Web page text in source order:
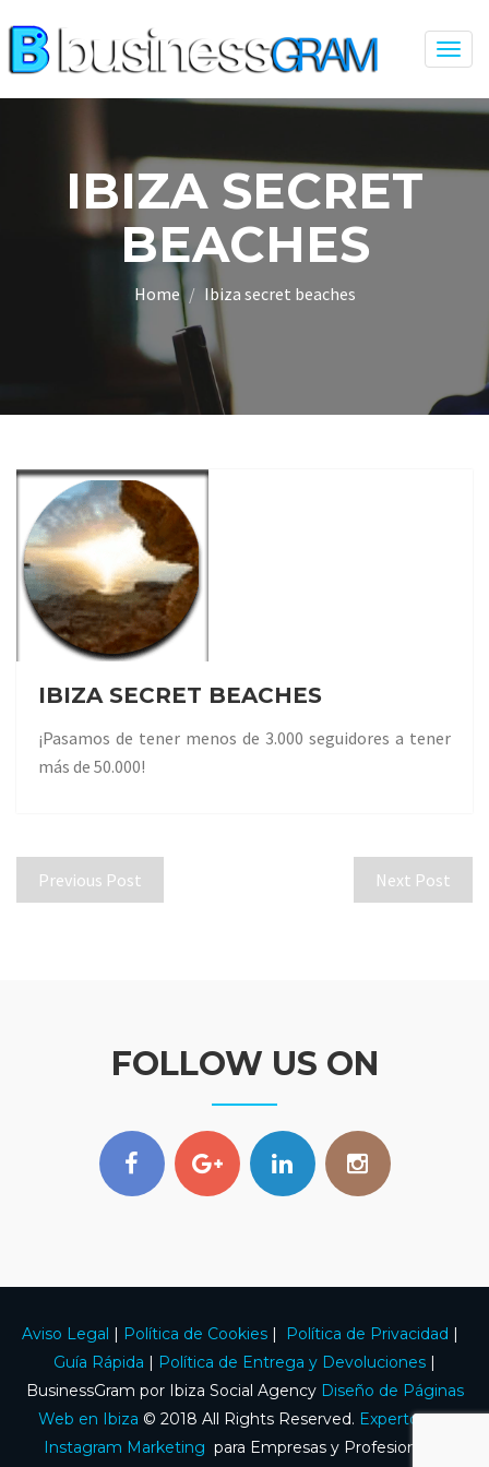
IBIZA SECRET
BEACHES
Home Ibiza secret beaches
IBIZA SECRET BEACHES
¡Pasamos de tener menos de 3.000 seguidores a tener
más de 50.000!
Previous Post Next Post
FOLLOW US ON
Aviso Legal | Política de Cookies | Política de Privacidad |
Guía Rápida | Política de Entrega y Devoluciones |
BusinessGram por Ibiza Social Agency Diseño de Páginas
Web en Ibiza © 2018 All Rights Reserved. Expertos en
Instagram Marketing para Empresas y Profesionales